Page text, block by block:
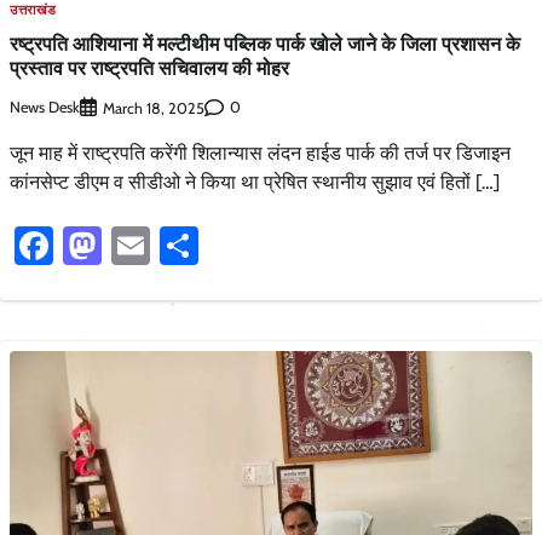
उत्तराखंड
रष्ट्रपति आशियाना में मल्टीथीम पब्लिक पार्क खोले जाने के जिला प्रशासन के
प्रस्ताव पर राष्ट्रपति सचिवालय की मोहर
News Desk March 18, 2025 0
जून माह में राष्ट्रपति करेंगी शिलान्यास लंदन हाईड पार्क की तर्ज पर डिजाइन
कांनसेप्ट डीएम व सीडीओ ने किया था प्रेषित स्थानीय सुझाव एवं हितों […]
Facebook
Mastodon
Email